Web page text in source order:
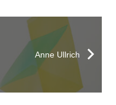
Anne Ullrich